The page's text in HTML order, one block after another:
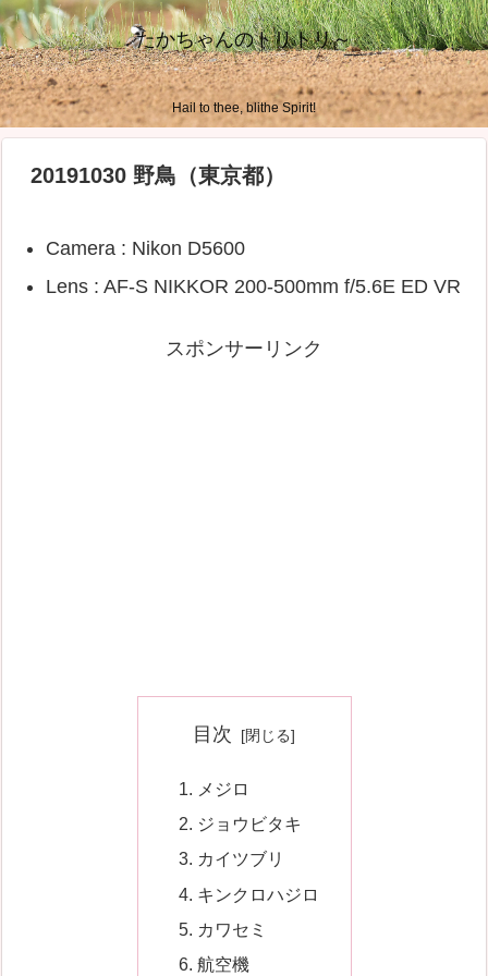
たかちゃんのトリトリ～
Hail to thee, blithe Spirit!
20191030 野鳥（東京都）
Camera : Nikon D5600
Lens : AF-S NIKKOR 200-500mm f/5.6E ED VR
スポンサーリンク
目次
メジロ
ジョウビタキ
カイツブリ
キンクロハジロ
カワセミ
航空機